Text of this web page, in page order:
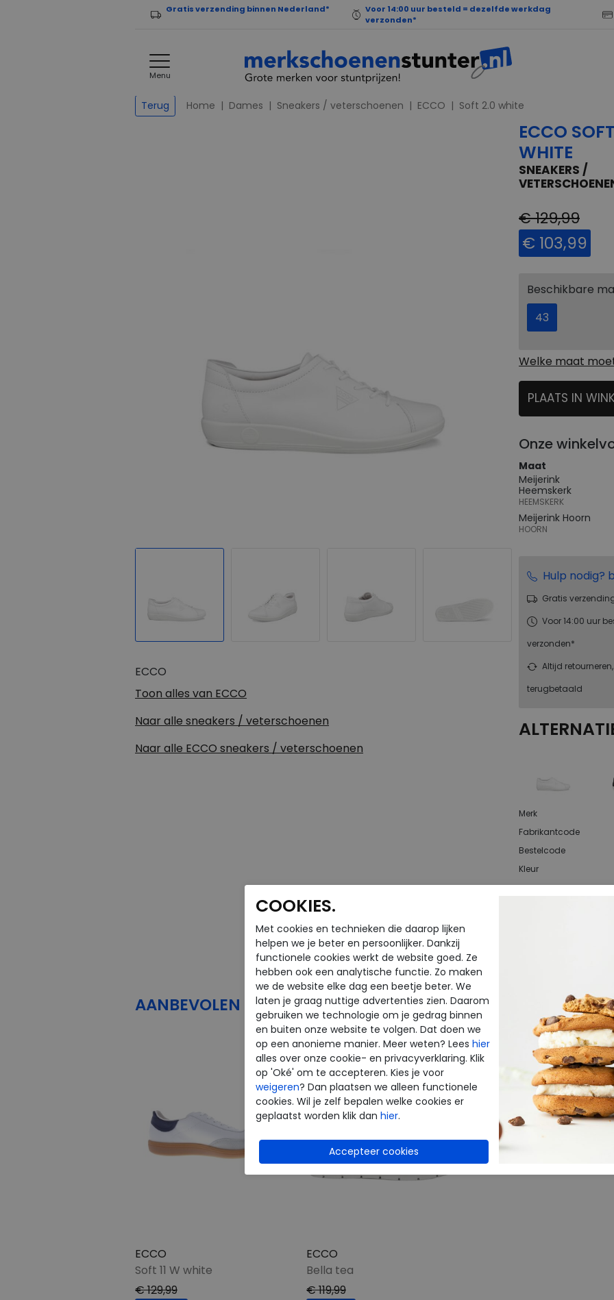
Gratis verzending binnen Nederland*
Voor 14:00 uur besteld = dezelfde werkdag
verzonden*
Menu
Terug Home Dames Sneakers / veterschoenen ECCO Soft 2.0 white
ECCO
Toon alles van ECCO
Naar alle sneakers / veterschoenen
Naar alle ECCO sneakers / veterschoenen
ECCO
WHITE
SNEAKERS /
€ 129,99
€ 103,99
Beschikbare
43
Welke maat
PLAATS IN
Onze
Maat
Meijerink
Heemskerk
HEEMSKERK
Meijerink Hoorn
HOORN
Hulp nodig?
Gratis
Voor 14:00 uur
verzonden*
Altijd
terugbetaald
Merk
Fabrikantcode
Bestelcode
Kleur
AANBEVOLEN PRODUCTEN
ECCO
Soft 11 W white
€ 129,99
ECCO
Bella tea
€ 119,99
COOKIES.
Met cookies en technieken die daarop lijken
helpen we je beter en persoonlijker. Dankzij
functionele cookies werkt de website goed. Ze
hebben ook een analytische functie. Zo maken
we de website elke dag een beetje beter. We
laten je graag nuttige advertenties zien. Daarom
gebruiken we technologie om je gedrag binnen
en buiten onze website te volgen. Dat doen we
op een anonieme manier. Meer weten? Lees hier
alles over onze cookie- en privacyverklaring. Klik
op 'Oké' om te accepteren. Kies je voor
weigeren? Dan plaatsen we alleen functionele
cookies. Wil je zelf bepalen welke cookies er
geplaatst worden klik dan hier.